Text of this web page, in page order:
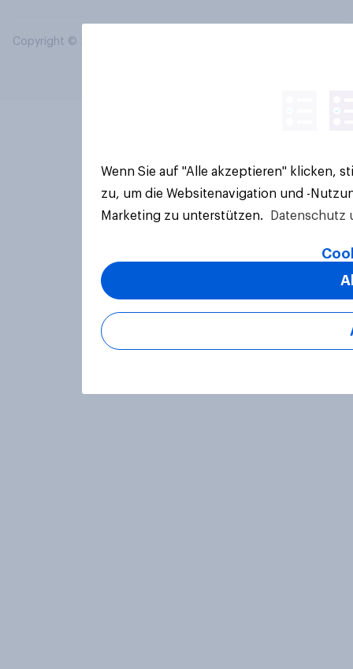
Copyright © 2026 YouGov PLC. Alle Rechte vorbehalten.
Wenn Sie auf "Alle akzeptieren" klicken,
zu, um die Websitenavigation und -
Marketing zu unterstützen.
Datenschutz